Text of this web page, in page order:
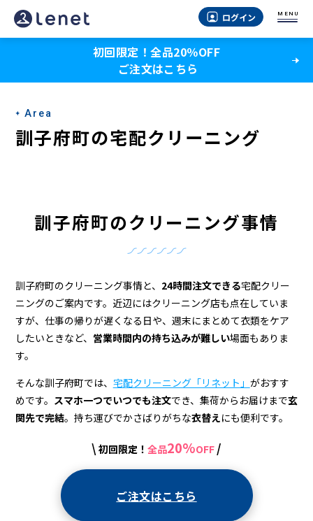
訓
子
町
の
ク
店
＆
宅
配
ク
リ
ログイン MENU
初回限定！全品20％OFF
ご注文はこちら
Area
訓子府町の宅配クリーニング
訓子府町のクリーニング事情
訓子府町のクリーニング事情と、 24時間注文できる宅配クリー
ニングのご案内です。近辺にはクリーニング店も点在していま
すが、仕事の帰りが遅くなる日や、週末にまとめて衣類をケア
したいときなど、 営業時間内の持ち込みが難しい場面もありま
す。
そんな訓子府町では、 宅配クリーニング「リネット」 がおすす
めです。 スマホ一つでいつでも注文でき、集荷からお届けまで玄
関先で完結。持ち運びでかさばりがちな衣替えにも便利です。
\ 初回限定！ 全品20%OFF /
ご注文はこちら